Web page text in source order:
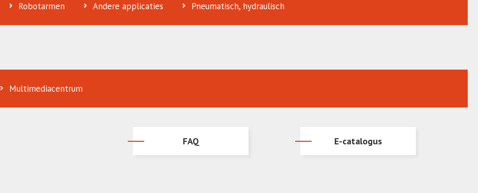
Robotarmen Andere applicaties Pneumatisch, hydraulisch
Multimediacentrum
FAQ E-catalogus